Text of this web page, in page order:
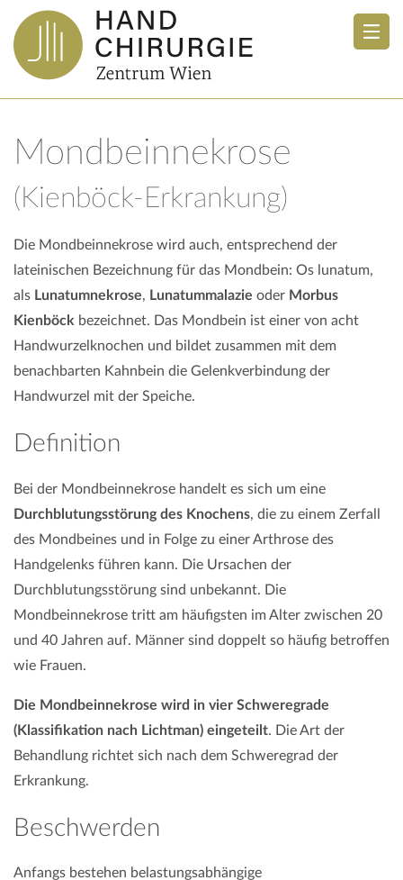
Mondbeinnekrose
(Kienböck-Erkrankung)
Die Mondbeinnekrose wird auch, entsprechend der
lateinischen Bezeichnung für das Mondbein: Os lunatum,
als Lunatumnekrose, Lunatummalazie oder Morbus
Kienböck bezeichnet. Das Mondbein ist einer von acht
Handwurzelknochen und bildet zusammen mit dem
benachbarten Kahnbein die Gelenkverbindung der
Handwurzel mit der Speiche.
Definition
Bei der Mondbeinnekrose handelt es sich um eine
Durchblutungsstörung des Knochens, die zu einem Zerfall
des Mondbeines und in Folge zu einer Arthrose des
Handgelenks führen kann. Die Ursachen der
Durchblutungsstörung sind unbekannt. Die
Mondbeinnekrose tritt am häufigsten im Alter zwischen 20
und 40 Jahren auf. Männer sind doppelt so häufig betroffen
wie Frauen.
Die Mondbeinnekrose wird in vier Schweregrade
(Klassifikation nach Lichtman) eingeteilt. Die Art der
Behandlung richtet sich nach dem Schweregrad der
Erkrankung.
Beschwerden
Anfangs bestehen belastungsabhängige